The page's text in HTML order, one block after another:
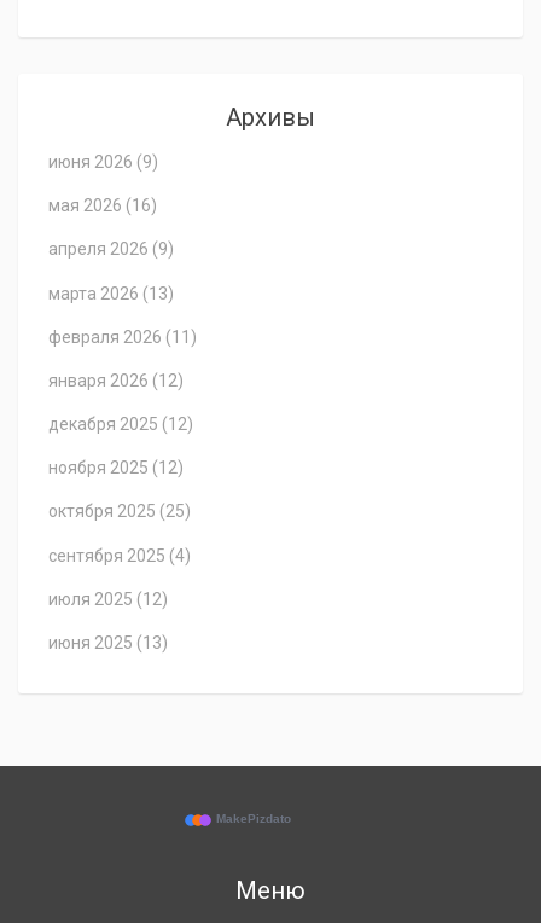
Архивы
июня 2026 (9)
мая 2026 (16)
апреля 2026 (9)
марта 2026 (13)
февраля 2026 (11)
января 2026 (12)
декабря 2025 (12)
ноября 2025 (12)
октября 2025 (25)
сентября 2025 (4)
июля 2025 (12)
июня 2025 (13)
Меню